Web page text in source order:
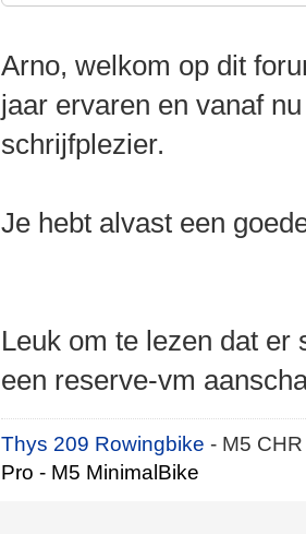
Arno, welkom op dit
jaar ervaren en vanaf
schrijfplezier.
Je hebt alvast een
Leuk om te lezen dat er
een reserve-vm
Thys 209 Rowingbike- M5
Pro - M5 MinimalBike